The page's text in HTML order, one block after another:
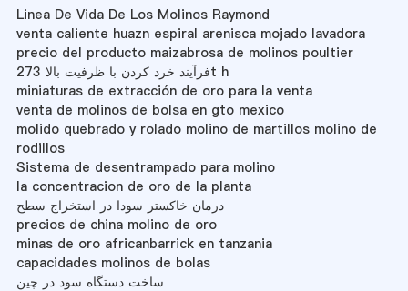
Linea De Vida De Los Molinos Raymond
venta caliente huazn espiral arenisca mojado lavadora
precio del producto maizabrosa de molinos poultier
فرآیند خرد کردن با ظرفیت بالا 273t h
miniaturas de extracción de oro para la venta
venta de molinos de bolsa en gto mexico
molido quebrado y rolado molino de martillos molino de
rodillos
Sistema de desentrampado para molino
la concentracion de oro de la planta
درمان خاکستر سودا در استخراج سطح
precios de china molino de oro
minas de oro africanbarrick en tanzania
capacidades molinos de bolas
ساخت دستگاه سود در چین